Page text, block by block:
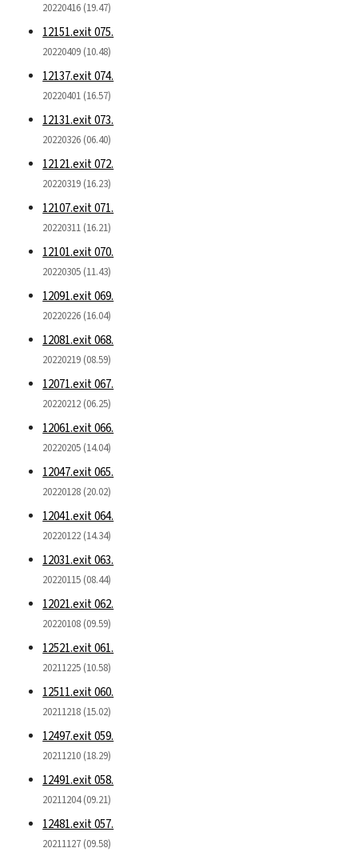
20220416 (19.47)
12151.exit 075.
20220409 (10.48)
12137.exit 074.
20220401 (16.57)
12131.exit 073.
20220326 (06.40)
12121.exit 072.
20220319 (16.23)
12107.exit 071.
20220311 (16.21)
12101.exit 070.
20220305 (11.43)
12091.exit 069.
20220226 (16.04)
12081.exit 068.
20220219 (08.59)
12071.exit 067.
20220212 (06.25)
12061.exit 066.
20220205 (14.04)
12047.exit 065.
20220128 (20.02)
12041.exit 064.
20220122 (14.34)
12031.exit 063.
20220115 (08.44)
12021.exit 062.
20220108 (09.59)
12521.exit 061.
20211225 (10.58)
12511.exit 060.
20211218 (15.02)
12497.exit 059.
20211210 (18.29)
12491.exit 058.
20211204 (09.21)
12481.exit 057.
20211127 (09.58)